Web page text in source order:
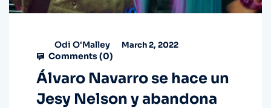
Odi O'Malley March 2, 2022
Comments (0)
Álvaro Navarro se hace un
Jesy Nelson y abandona